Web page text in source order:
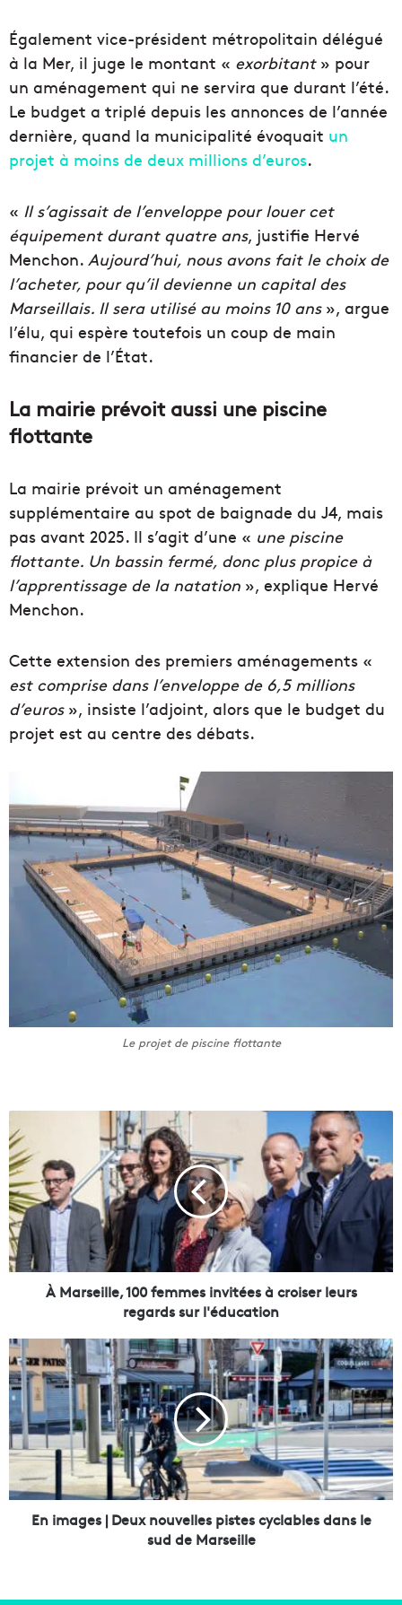
Également vice-président métropolitain délégué
à la Mer, il juge le montant « exorbitant» pour
un aménagement qui ne servira que durant l’été.
Le budget a triplé depuis les annonces de l’année
dernière, quand la municipalité évoquait un
projet à moins de deux millions d’euros.
« Il s’agissait de l’enveloppe pour louer cet
équipement durant quatre ans, justifie Hervé
Menchon. Aujourd’hui, nous avons fait le choix de
l’acheter, pour qu’il devienne un capital des
Marseillais. Il sera utilisé au moins 10 ans», argue
l’élu, qui espère toutefois un coup de main
financier de l’État.
La mairie prévoit aussi une piscine
flottante
La mairie prévoit un aménagement
supplémentaire au spot de baignade du J4, mais
pas avant 2025. Il s’agit d’une « une piscine
flottante. Un bassin fermé, donc plus propice à
l’apprentissage de la natation », explique Hervé
Menchon.
Cette extension des premiers aménagements «
est comprise dans l’enveloppe de 6,5 millions
d’euros», insiste l’adjoint, alors que le budget du
projet est au centre des débats.
Le projet de piscine flottante
M
a
r
s
e
i
l
l
0
0
f
e
m
m
e
i
À Marseille, 100 femmes invitées à croiser leurs
regards sur l'éducation
E
n
i
m
a
g
e
s
|
En images | Deux nouvelles pistes cyclables dans le
sud de Marseille